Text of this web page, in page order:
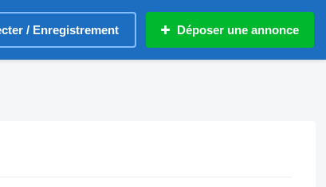
/ Enregistrement Déposer une annonce